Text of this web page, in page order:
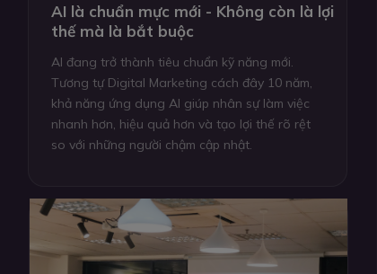
AI là chuẩn mực mới - Không còn là lợi
thế mà là bắt buộc
AI đang trở thành tiêu chuẩn kỹ năng mới.
Tương tự Digital Marketing cách đây 10 năm,
khả năng ứng dụng AI giúp nhân sự làm việc
nhanh hơn, hiệu quả hơn và tạo lợi thế rõ rệt
so với những người chậm cập nhật.